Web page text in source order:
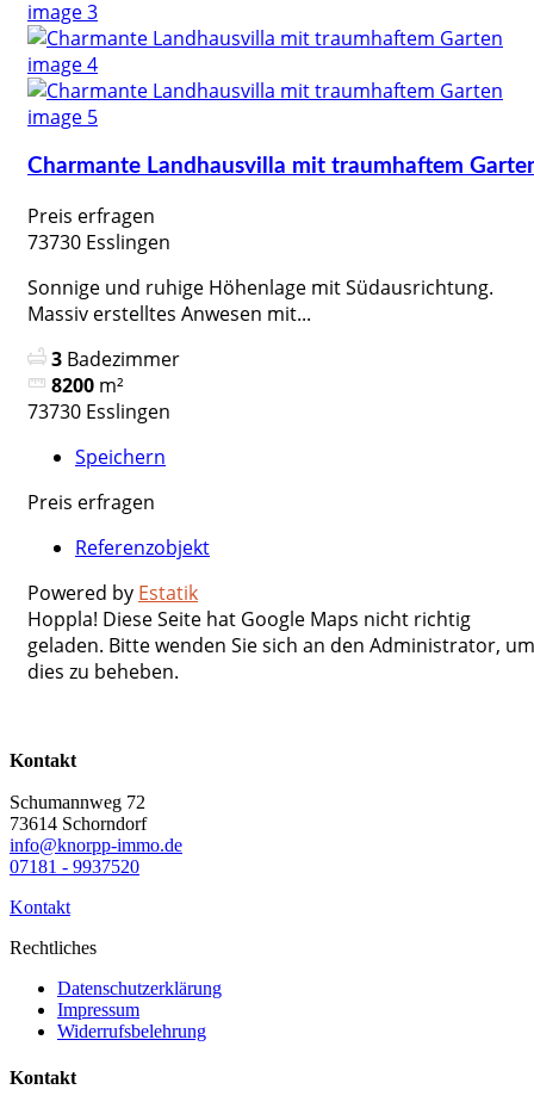
Charmante Landhausvilla mit traumhaftem
Preis erfragen
73730 Esslingen
Sonnige und ruhige Höhenlage mit Südausrichtung.
Massiv erstelltes Anwesen mit...
3 Badezimmer
8200 m²
73730 Esslingen
Speichern
Preis erfragen
Referenzobjekt
Powered by Estatik
Hoppla! Diese Seite hat Google Maps nicht richtig
geladen. Bitte wenden Sie sich an den Administrator, um
dies zu beheben.
Kontakt
Schumannweg 72
73614 Schorndorf
info@knorpp-immo.de
07181 - 9937520
Kontakt
Rechtliches
Datenschutzerklärung
Impressum
Widerrufsbelehrung
Kontakt